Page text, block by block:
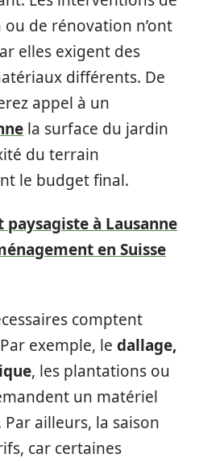
de rénovation n’ont
elles exigent des
différents. De
appel à un
la surface du jardin
du terrain
le budget final.
paysagiste à Lausanne
en Suisse
comptent
exemple, le dallage,
, les plantations ou
un matériel
ailleurs, la saison
car certaines